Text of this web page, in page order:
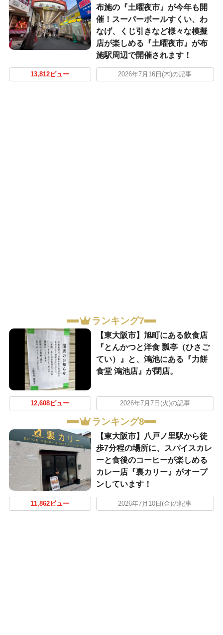
布施の『土曜夜市』が今年も開
催！スーパーボールすくい、わ
なげ、くじ引きなど様々な模擬
店が楽しめる『土曜夜市』が布
施駅周辺で開催されます！
13,812ビュー 2026年7月16日(木)の記事
ランキング7
【東大阪市】旭町にある飲食店
『とんかつと洋食 瓢亭（ひさご
てい）』と、鴻池にある『力餅
食堂 鴻池店』が閉店。
12,608ビュー 2026年7月7日(火)の記事
ランキング8
【東大阪市】八戸ノ里駅から徒
歩7分程の場所に、スパイスカレ
ーと食後のコーヒーが楽しめる
カレー店『裏カリー』がオープ
ンしています！
11,862ビュー 2026年7月10日(金)の記事